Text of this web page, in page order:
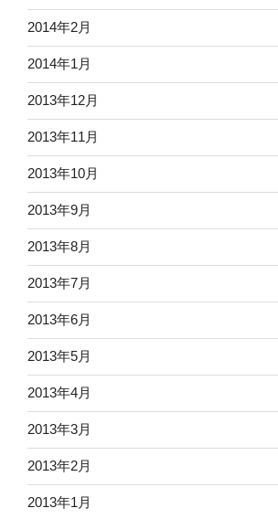
2014年2月
2014年1月
2013年12月
2013年11月
2013年10月
2013年9月
2013年8月
2013年7月
2013年6月
2013年5月
2013年4月
2013年3月
2013年2月
2013年1月